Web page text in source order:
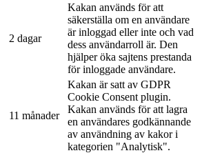
2 dagar
Kakan används för att
säkerställa om en användare
är inloggad eller inte och vad
dess användarroll är. Den
hjälper öka sajtens prestanda
för inloggade användare.
11 månader
Kakan är satt av GDPR
Cookie Consent plugin.
Kakan används för att lagra
en användares godkännande
av användning av kakor i
kategorien "Analytisk".